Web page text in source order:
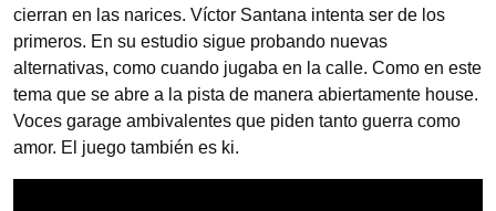
cierran en las narices. Víctor Santana intenta ser de los
primeros. En su estudio sigue probando nuevas
alternativas, como cuando jugaba en la calle. Como en este
tema que se abre a la pista de manera abiertamente house.
Voces garage ambivalentes que piden tanto guerra como
amor. El juego también es ki.